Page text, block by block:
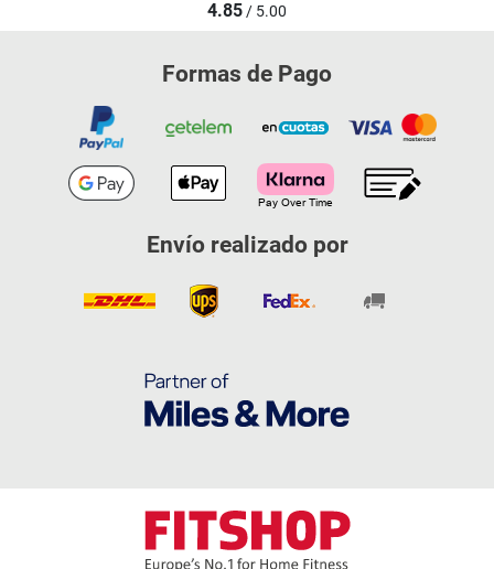
4.85/ 5.00
Formas de Pago
Envío realizado por